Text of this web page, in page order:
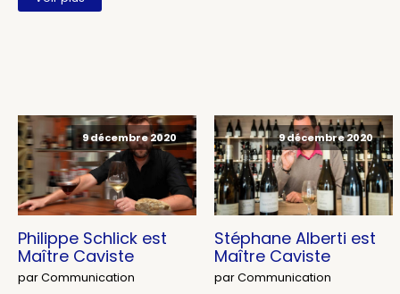
9 décembre 2020
Philippe Schlick est
Maître Caviste
par Communication
9 décembre 2020
Stéphane Alberti est
Maître Caviste
par Communication